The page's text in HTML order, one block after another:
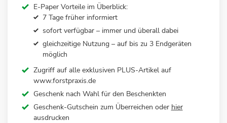
E-Paper Vorteile im Überblick:
7 Tage früher informiert
sofort verfügbar – immer und überall dabei
gleichzeitige Nutzung – auf bis zu 3 Endgeräten
möglich
Zugriff auf alle exklusiven PLUS-Artikel auf
www.forstpraxis.de
Geschenk nach Wahl für den Beschenkten
Geschenk-Gutschein zum Überreichen oder hier
ausdrucken